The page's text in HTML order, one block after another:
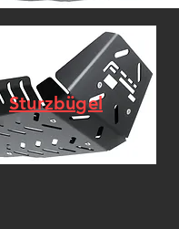
Sturzbügel